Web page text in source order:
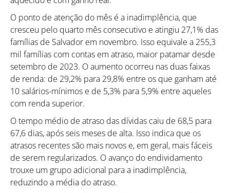
O ponto de atenção do mês é a inadimplência, que
cresceu pelo quarto mês consecutivo e atingiu 27,1% das
famílias de Salvador em novembro. Isso equivale a 255,3
mil famílias com contas em atraso, maior patamar desde
setembro de 2023. O aumento ocorreu nas duas faixas
de renda: de 29,2% para 29,8% entre os que ganham até
10 salários-mínimos e de 5,3% para 5,9% entre aqueles
com renda superior.
O tempo médio de atraso das dívidas caiu de 68,5 para
67,6 dias, após seis meses de alta. Isso indica que os
atrasos recentes são mais novos e, em geral, mais fáceis
de serem regularizados. O avanço do endividamento
trouxe um grupo adicional para a inadimplência,
reduzindo a média do atraso.